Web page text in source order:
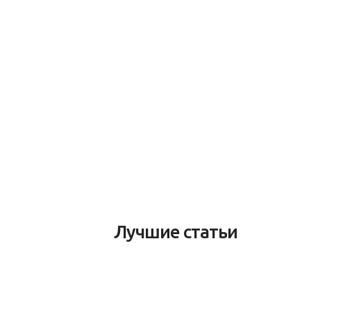
Лучшие статьи